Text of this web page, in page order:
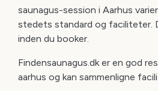
saunagus-session i Aarhus
stedets standard og faciliteter.
inden du booker.
Findensaunagus.dk er en god
aarhus og kan sammenligne